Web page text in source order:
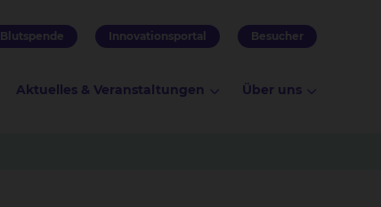
Blutspende Innovationsportal Besucher
Aktuelles & Veranstaltungen Über uns